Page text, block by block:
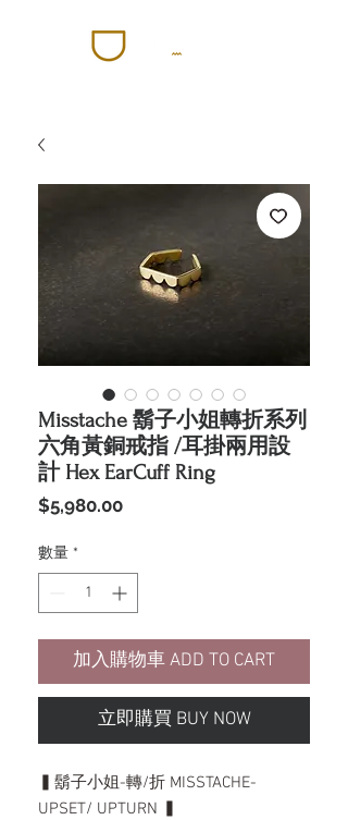
Misstache 鬍子小姐轉折系列
六角黃銅戒指 /耳掛兩用設
計 Hex EarCuff Ring
$5,980.00價
數量 *
加入購物車 ADD TO CART
立即購買 BUY NOW
▍鬍子小姐-轉/折 MISSTACHE-
UPSET/ UPTURN ▍